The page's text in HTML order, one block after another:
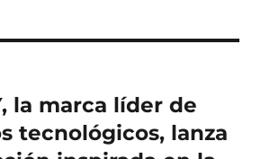
la marca líder de
tecnológicos, lanza